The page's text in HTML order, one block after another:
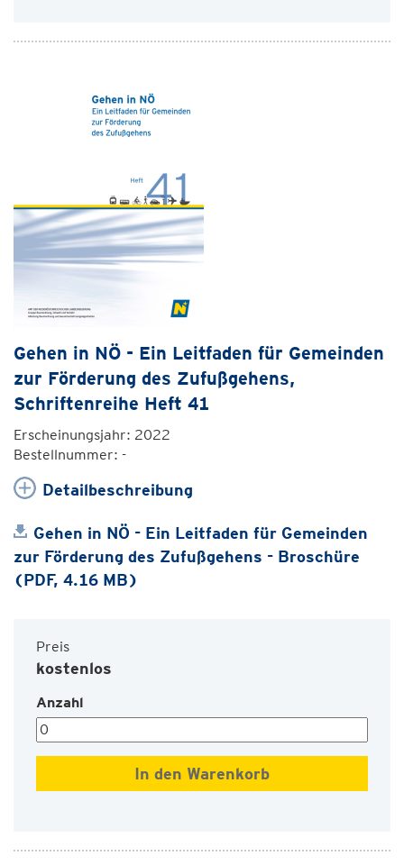
Gehen in NÖ - Ein Leitfaden für Gemeinden
zur Förderung des Zufußgehens,
Schriftenreihe Heft 41
Erscheinungsjahr: 2022
Bestellnummer: -
Detailbeschreibung
Gehen in NÖ - Ein Leitfaden für Gemeinden
zur Förderung des Zufußgehens - Broschüre
(PDF, 4.16 MB)
Preis
kostenlos
Anzahl